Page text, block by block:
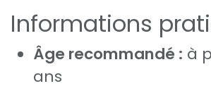
Informations
Âge recommandé : à
ans